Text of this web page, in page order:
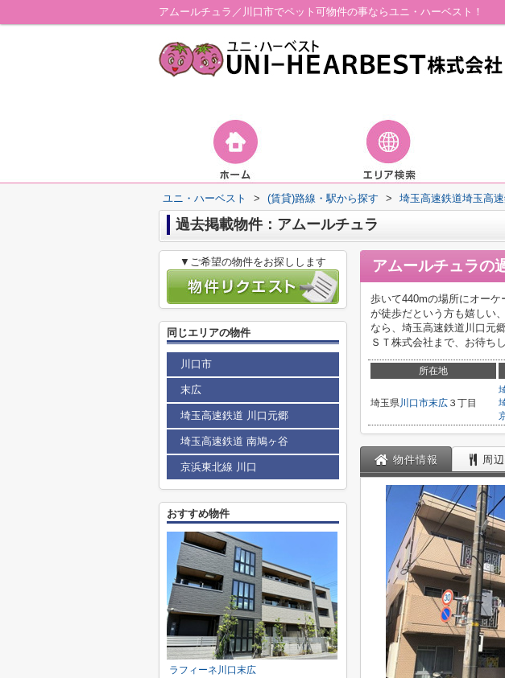
アムールチュラ／川口市でペット可物件の事ならユニ・ハーベスト！
ユニ・ハーベスト > (賃貸)路線・駅から探す > 埼玉高速鉄道埼玉高
過去掲載物件：アムールチュラ
アムールチュラの
歩いて440mの場所にオー
が徒歩だという方も嬉しい
なら、埼玉高速鉄道川口元
ＳＴ株式会社まで、お待ち
所在地
埼玉県川口市末広 ３丁目
物件情報 周
▼ご希望の物件をお探しします
同じエリアの物件
川口市
末広
埼玉高速鉄道 川口元郷
埼玉高速鉄道 南鳩ヶ谷
京浜東北線 川口
おすすめ物件
ラフィーネ川口末広